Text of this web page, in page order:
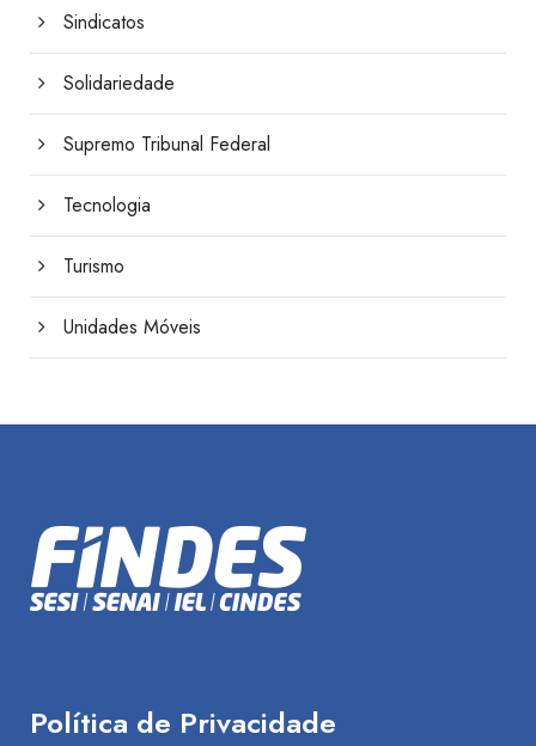
Sindicatos
Solidariedade
Supremo Tribunal Federal
Tecnologia
Turismo
Unidades Móveis
Política de Privacidade